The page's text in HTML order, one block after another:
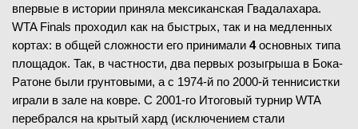
впервые в истории приняла мексиканская Гвадалахара.
WTA Finals проходил как на быстрых, так и на медленных
кортах: в общей сложности его принимали 4основных типа
площадок. Так, в частности, два первых розыгрыша в Бока-
Ратоне были грунтовыми, а с 1974-й по 2000-й теннисистки
играли в зале на ковре. С 2001-го Итоговый турнир WTA
перебрался на крытый хард (исключением стали